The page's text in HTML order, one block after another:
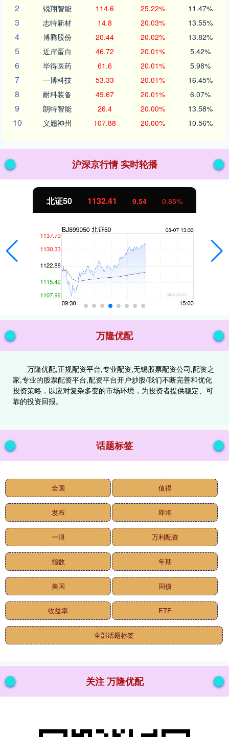
2 锐翔智能 114.6 25.22% 11.47%
3 志特新材 14.8 20.03% 13.55%
4 博腾股份 20.44 20.02% 13.82%
5 近岸蛋白 46.72 20.01% 5.42%
6 毕得医药 61.6 20.01% 5.98%
7 一博科技 53.33 20.01% 16.45%
8 耐科装备 49.67 20.01% 6.07%
9 朗特智能 26.4 20.00% 13.58%
10 义翘神州 107.88 20.00% 10.56%
沪深京行情 实时轮播
北证50 1132.41 9.54 0.85%
万隆优配
万隆优配,正规配资平台,专业配资,无锡股票配资公司,配资之
家,专业的股票配资平台,配资平台开户炒股/我们不断完善和优化
投资策略，以应对复杂多变的市场环境，为投资者提供稳定、可
靠的投资回报。
话题标签
全国 值得
发布 即将
一浪 万利配资
指数 年期
美国 国债
收益率 ETF
全部话题标签
关注 万隆优配